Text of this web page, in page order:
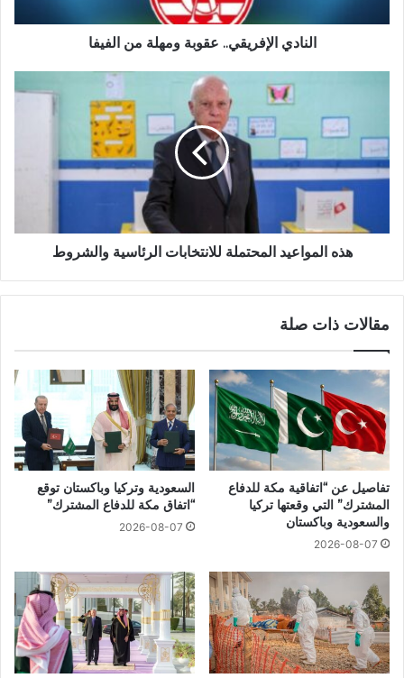
النادي الإفريقي.. عقوبة ومهلة من الفيفا
هذه المواعيد المحتملة للانتخابات الرئاسية والشروط
مقالات ذات صلة
تفاصيل عن “اتفاقية مكة للدفاع
المشترك” التي وقعتها تركيا
والسعودية وباكستان
2026-08-07
السعودية وتركيا وباكستان توقع
“اتفاق مكة للدفاع المشترك”
2026-08-07